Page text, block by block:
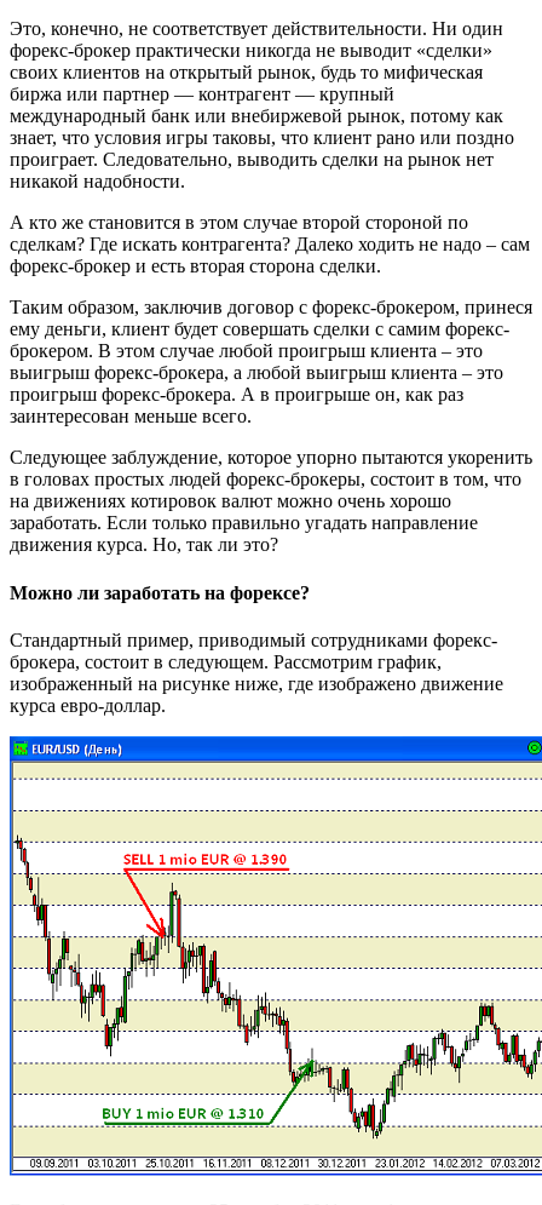
Это, конечно, не соответствует действительности. Ни один
форекс-брокер практически никогда не выводит «сделки»
своих клиентов на открытый рынок, будь то мифическая
биржа или партнер — контрагент — крупный
международный банк или внебиржевой рынок, потому как
знает, что условия игры таковы, что клиент рано или поздно
проиграет. Следовательно, выводить сделки на рынок нет
никакой надобности.
А кто же становится в этом случае второй стороной по
сделкам? Где искать контрагента? Далеко ходить не надо – сам
форекс-брокер и есть вторая сторона сделки.
Таким образом, заключив договор с форекс-брокером, принеся
ему деньги, клиент будет совершать сделки с самим форекс-
брокером. В этом случае любой проигрыш клиента – это
выигрыш форекс-брокера, а любой выигрыш клиента – это
проигрыш форекс-брокера. А в проигрыше он, как раз
заинтересован меньше всего.
Следующее заблуждение, которое упорно пытаются укоренить
в головах простых людей форекс-брокеры, состоит в том, что
на движениях котировок валют можно очень хорошо
заработать. Если только правильно угадать направление
движения курса. Но, так ли это?
Можно ли заработать на форексе?
Стандартный пример, приводимый сотрудниками форекс-
брокера, состоит в следующем. Рассмотрим график,
изображенный на рисунке ниже, где изображено движение
курса евро-доллар.